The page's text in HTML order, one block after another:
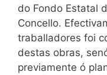
do Fondo Estatal
Concello.
traballadores foi
destas obras,
previamente ó